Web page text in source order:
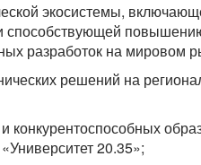
экосистемы,
способствующей
разработок на мировом
решений на
конкурентоспособных
20.35»;